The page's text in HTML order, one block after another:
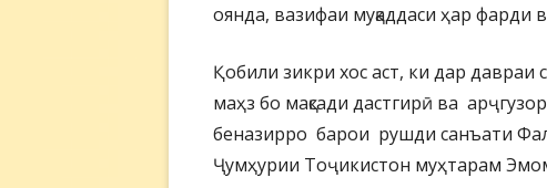
оянда, вазифаи муқаддаси ҳар фарди
Қобили зикри хос аст, ки дар
маҳз бо мақсади дастгирӣ ва
беназирро барои рушди санъати
Ҷумҳурии Тоҷикистон муҳтарам